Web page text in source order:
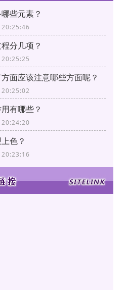
些元素？
分几项？
面应该注意哪些方面呢？
有哪些？
色？